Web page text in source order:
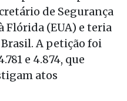
de Segurança
Flórida (EUA) e teria
A petição foi
e 4.874, que
atos